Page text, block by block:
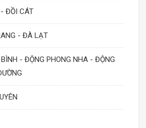
ĐỒI CÁT
- ĐÀ LẠT
- ĐỘNG PHONG NHA - ĐỘNG